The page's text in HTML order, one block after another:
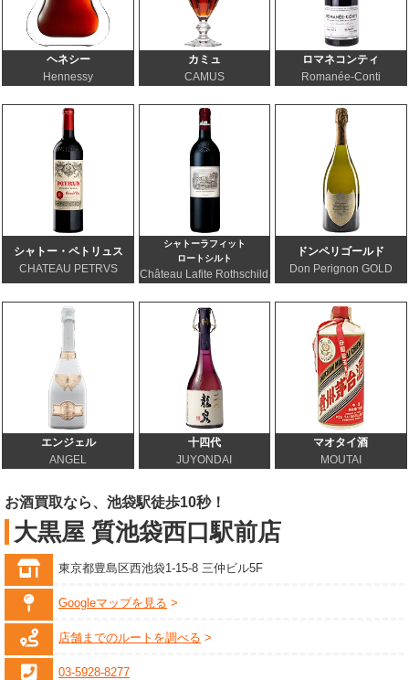
ヘネシー
Hennessy
カミュ
CAMUS
ロマネコンティ
Romanée-Conti
シャトー・ペトリュス
CHATEAU PETRVS
シャトーラフィット
ロートシルト
Château Lafite Rothschild
ドンペリゴールド
Don Perignon GOLD
エンジェル
ANGEL
十四代
JUYONDAI
マオタイ酒
MOUTAI
お酒買取なら、池袋駅徒歩10秒！
大黒屋 質池袋西口駅前店
東京都豊島区西池袋1-15-8 三仲ビル5F
Googleマップを見る
店舗までのルートを調べる
03-5928-8277